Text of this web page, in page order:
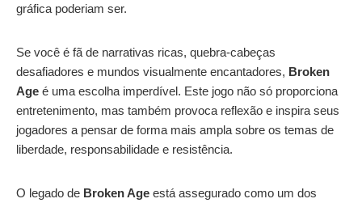
gráfica poderiam ser.
Se você é fã de narrativas ricas, quebra-cabeças
desafiadores e mundos visualmente encantadores, Broken
Age é uma escolha imperdível. Este jogo não só proporciona
entretenimento, mas também provoca reflexão e inspira seus
jogadores a pensar de forma mais ampla sobre os temas de
liberdade, responsabilidade e resistência.
O legado de Broken Age está assegurado como um dos